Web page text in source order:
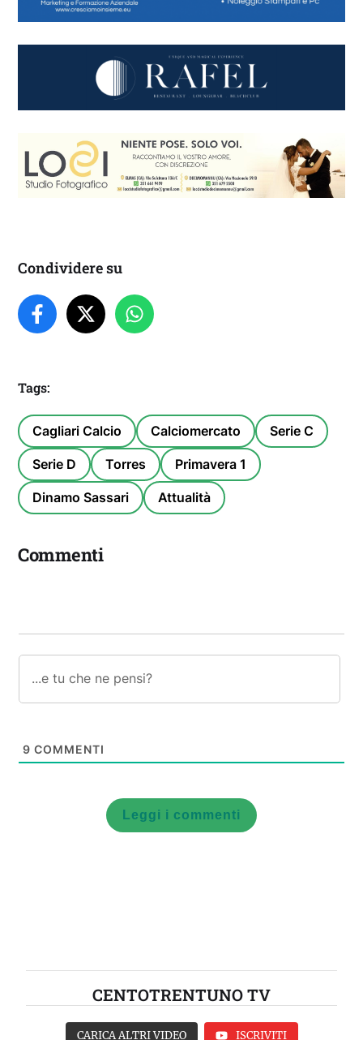
Condividere su
Tags:
Cagliari Calcio Calciomercato Serie C
Serie D Torres Primavera 1
Dinamo Sassari Attualità
Commenti
9 COMMENTI
Leggi i commenti
CENTOTRENTUNO TV
CARICA ALTRI VIDEO ISCRIVITI